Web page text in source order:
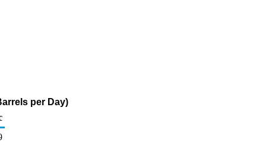
per Day)